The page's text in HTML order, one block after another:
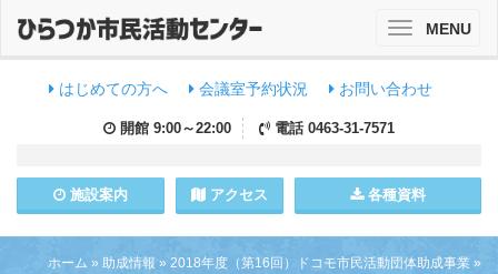
はじめての方へ 会議室予約状況 お問い合わせ
開館 9:00～22:00 電話 0463-31-7571
施設案内 アクセス 各種資料
ToggleMENU
ホーム » 助成情報 » 2018年度（第16回）ドコモ市民活動団体助成事業 »